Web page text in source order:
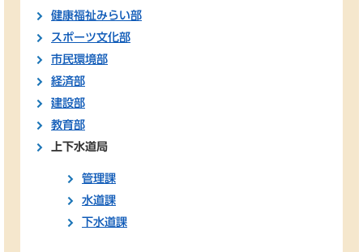
健康福祉みらい部
スポーツ文化部
市民環境部
経済部
建設部
教育部
上下水道局
管理課
水道課
下水道課